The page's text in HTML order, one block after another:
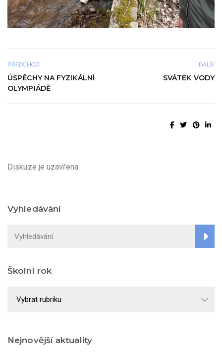
PŘEDCHOZÍ
ÚSPĚCHY NA FYZIKÁLNÍ
OLYMPIÁDĚ
DALŠÍ
SVÁTEK VODY
Diskuze je uzavřena.
Vyhledávání
Školní rok
Nejnovější aktuality